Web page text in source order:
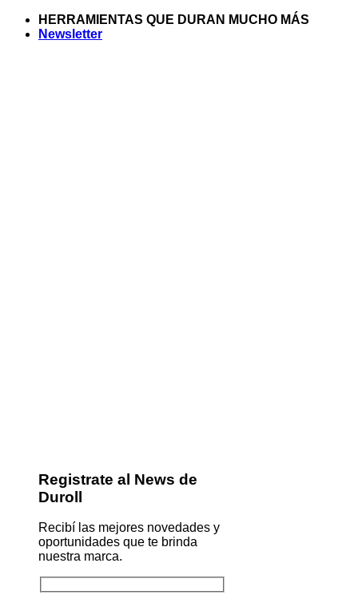
Saltar
HERRAMIENTAS QUE DURAN MUCHO MÁS
Newsletter
Registrate al News de
Duroll
Recibí las mejores novedades y
oportunidades que te brinda
nuestra marca.